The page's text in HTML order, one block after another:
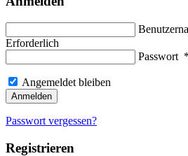
Erforderlich
Passwort *
Angemeldet bleiben
Anmelden
Passwort vergessen?
Registrieren